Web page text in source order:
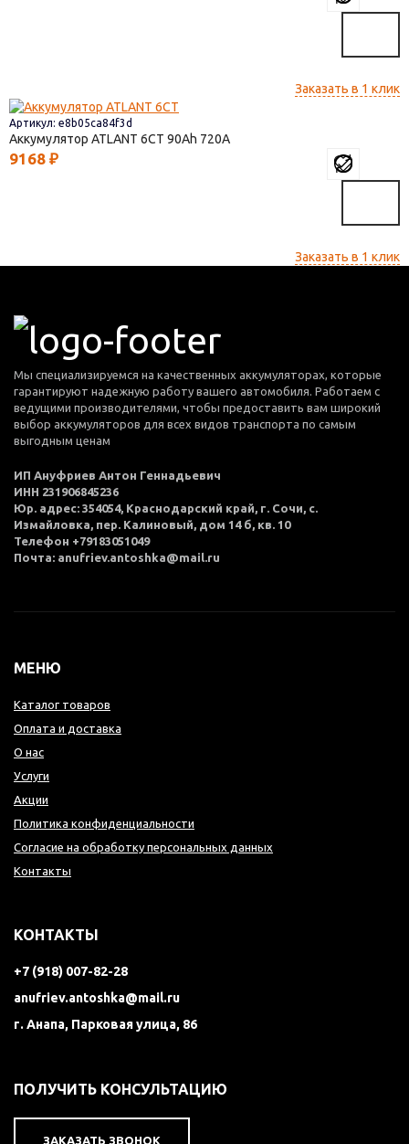
Заказать в 1 клик
Артикул: e8b05ca84f3d
Аккумулятор ATLANT 6СТ 90 720
9168 ₽
Заказать в 1 клик
Мы специализируемся на качественных аккумуляторах, которые
гарантируют надежную работу вашего автомобиля. Работаем с
ведущими производителями, чтобы предоставить вам широкий
выбор аккумуляторов для всех видов транспорта по самым
выгодным ценам
ИП Ануфриев Антон Геннадьевич
ИНН 231906845236
Юр. адрес: 354054, Краснодарский край, г. Сочи, с.
Измайловка, пер. Калиновый, дом 14 б, кв. 10
Телефон +79183051049
Почта: anufriev.antoshka@mail.ru
МЕНЮ
Каталог товаров
Оплата и доставка
О нас
Услуги
Акции
Политика конфиденциальности
Согласие на обработку персональных данных
Контакты
КОНТАКТЫ
+7 (918) 007-82-28
anufriev.antoshka@mail.ru
г. Анапа, Парковая улица, 86
ПОЛУЧИТЬ КОНСУЛЬТАЦИЮ
ЗАКАЗАТЬ ЗВОНОК